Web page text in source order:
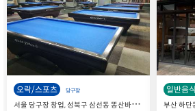
오락/스포츠 당구장
서
울 당구장 창업, 성북구 삼선동 똥산바지 당구장 매장 매매 양도양수
일반음